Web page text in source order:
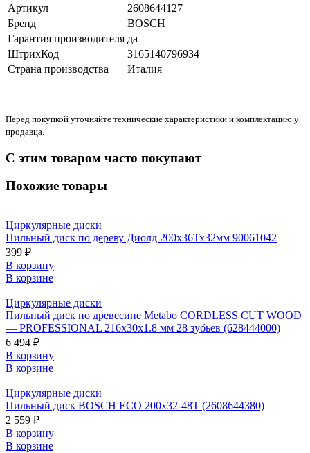
Артикул
2608644127
Бренд
BOSCH
Гарантия производителя да
ШтрихКод
3165140796934
Страна производства
Италия
Перед покупкой уточняйте технические характеристики и комплектацию у
продавца.
С этим товаром часто покупают
Похожие товары
Циркулярные диски
Пильный диск по дереву Диолд 200х36Тх32мм 90061042
399 ₽
В корзину
В корзине
Циркулярные диски
Пильный диск по древесине Metabo CORDLESS CUT WOOD
— PROFESSIONAL 216х30х1.8 мм 28 зубьев (628444000)
6 494 ₽
В корзину
В корзине
Циркулярные диски
Пильный диск BOSCH ECO 200x32-48T (2608644380)
2 559 ₽
В корзину
В корзине